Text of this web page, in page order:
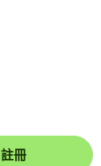
註冊